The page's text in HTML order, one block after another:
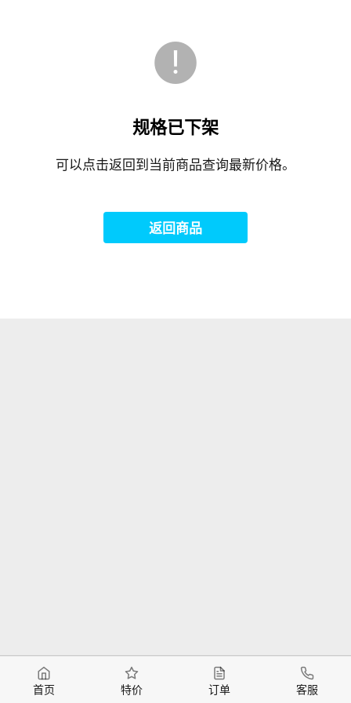
规格已下架
可以点击返回到当前商品查询最新价格。
返回商品
首页 特价 订单 客服